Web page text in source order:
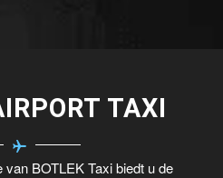
TAXI
BOTLEK Taxi biedt u de